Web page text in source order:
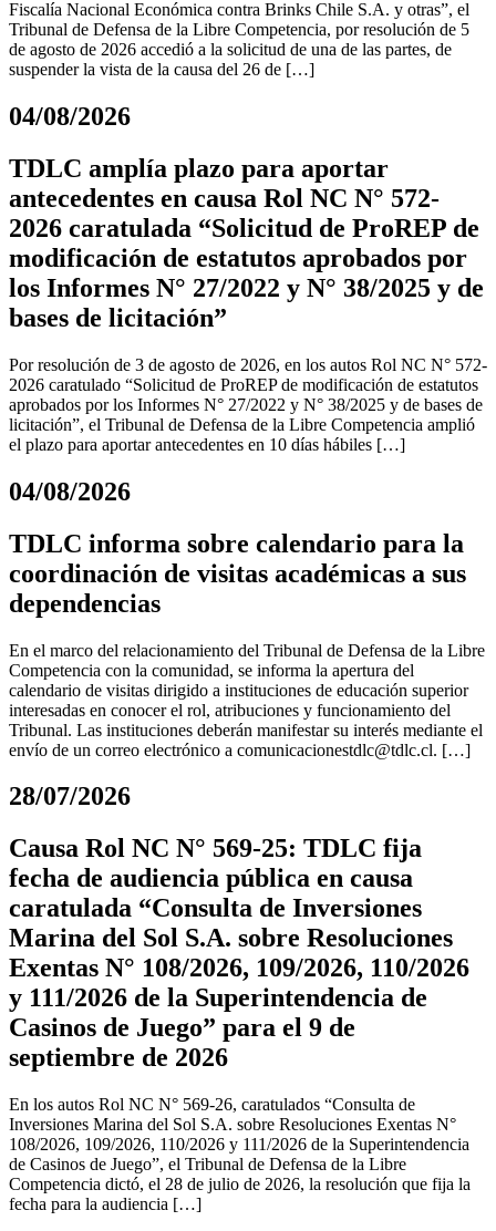
Fiscalía Nacional Económica contra Brinks Chile S.A. y otras”, el
Tribunal de Defensa de la Libre Competencia, por resolución de 5
de agosto de 2026 accedió a la solicitud de una de las partes, de
suspender la vista de la causa del 26 de […]
04/08/2026
TDLC amplía plazo para aportar
antecedentes en causa Rol NC N° 572-
2026 caratulada “Solicitud de ProREP de
modificación de estatutos aprobados por
los Informes N° 27/2022 y N° 38/2025 y de
bases de licitación”
Por resolución de 3 de agosto de 2026, en los autos Rol NC N° 572-
2026 caratulado “Solicitud de ProREP de modificación de estatutos
aprobados por los Informes N° 27/2022 y N° 38/2025 y de bases de
licitación”, el Tribunal de Defensa de la Libre Competencia amplió
el plazo para aportar antecedentes en 10 días hábiles […]
04/08/2026
TDLC informa sobre calendario para la
coordinación de visitas académicas a sus
dependencias
En el marco del relacionamiento del Tribunal de Defensa de la Libre
Competencia con la comunidad, se informa la apertura del
calendario de visitas dirigido a instituciones de educación superior
interesadas en conocer el rol, atribuciones y funcionamiento del
Tribunal. Las instituciones deberán manifestar su interés mediante el
envío de un correo electrónico a comunicacionestdlc@tdlc.cl. […]
28/07/2026
Causa Rol NC N° 569-25: TDLC fija
fecha de audiencia pública en causa
caratulada “Consulta de Inversiones
Marina del Sol S.A. sobre Resoluciones
Exentas N° 108/2026, 109/2026, 110/2026
y 111/2026 de la Superintendencia de
Casinos de Juego” para el 9 de
septiembre de 2026
En los autos Rol NC N° 569-26, caratulados “Consulta de
Inversiones Marina del Sol S.A. sobre Resoluciones Exentas N°
108/2026, 109/2026, 110/2026 y 111/2026 de la Superintendencia
de Casinos de Juego”, el Tribunal de Defensa de la Libre
Competencia dictó, el 28 de julio de 2026, la resolución que fija la
fecha para la audiencia […]